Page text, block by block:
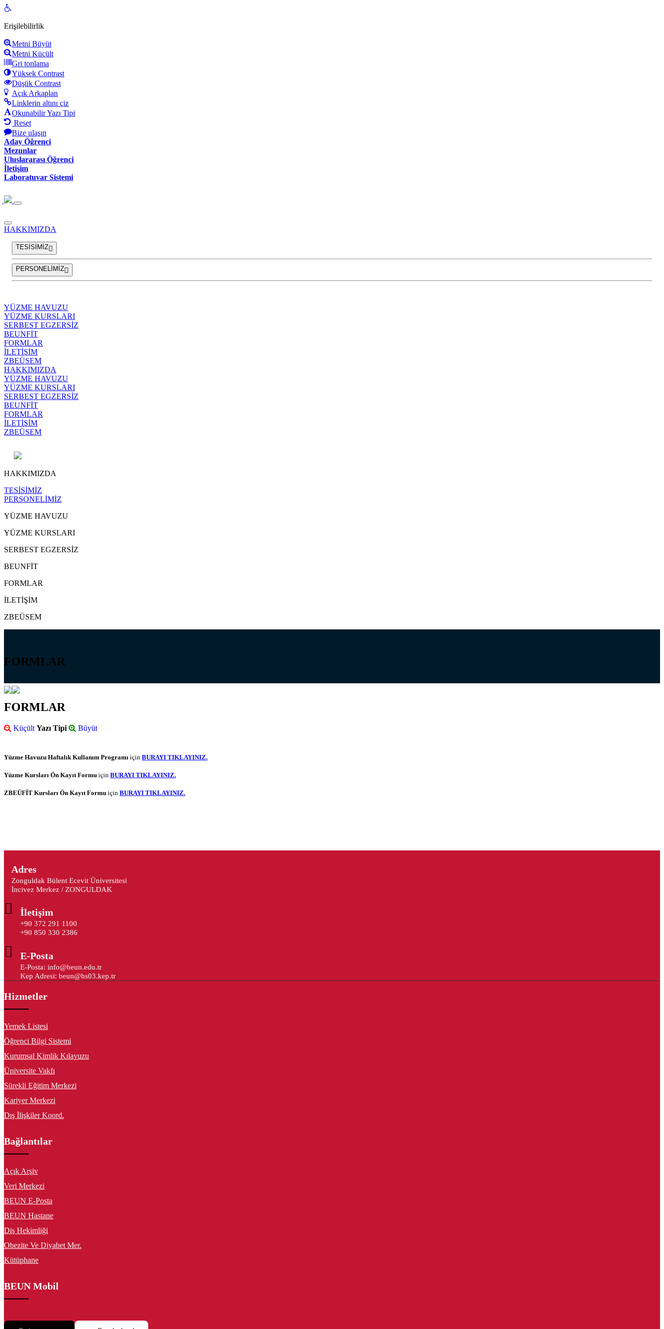
Open
Erişilebilirlik
Metni Büyüt
Metni Küçült
Gri tonlama
Yüksek Contrast
Düşük Contrast
Açık Arkaplan
Linklerin altını çiz
Okunabilir Yazı Tipi
Reset
Bize ulaşın
Aday Öğrenci
Mezunlar
Uluslararası Öğrenci
İletişim
Laboratuvar Sistemi
HAKKIMIZDA
TESİSİMİZ
PERSONELİMİZ
YÜZME HAVUZU
YÜZME KURSLARI
SERBEST EGZERSİZ
BEUNFİT
FORMLAR
İLETİŞİM
ZBEÜSEM
HAKKIMIZDA
YÜZME HAVUZU
YÜZME KURSLARI
SERBEST EGZERSİZ
BEUNFİT
FORMLAR
İLETİŞİM
ZBEÜSEM
HAKKIMIZDA
TESİSİMİZ
PERSONELİMİZ
YÜZME HAVUZU
YÜZME KURSLARI
SERBEST EGZERSİZ
BEUNFİT
FORMLAR
İLETİŞİM
ZBEÜSEM
FORMLAR
FORMLAR
Küçült Yazı Tipi Büyüt
Yüzme Havuzu Haftalık Kullanım Programı için BURAYI TIKLAYINIZ.
Yüzme Kursları Ön Kayıt Formu için BURAYI TIKLAYINIZ.
ZBEÜFİT Kursları Ön Kayıt Formu için BURAYI TIKLAYINIZ.
Adres
Zonguldak Bülent Ecevit Üniversitesi
İncivez Merkez / ZONGULDAK
İletişim
+90 372 291 1100
+90 850 330 2386
E-Posta
E-Posta: info@beun.edu.tr
Kep Adresi: beun@hs03.kep.tr
Hizmetler
Yemek Listesi
Öğrenci Bilgi Sistemi
Kurumsal Kimlik Kılavuzu
Üniversite Vakfı
Sürekli Eğitim Merkezi
Kariyer Merkezi
Dış İlişkiler Koord.
Bağlantılar
Açık Arşiv
Veri Merkezi
BEUN E-Posta
BEUN Hastane
Diş Hekimliği
Obezite Ve Diyabet Mer.
Kütüphane
BEUN Mobil